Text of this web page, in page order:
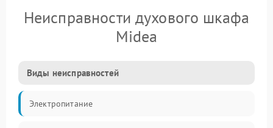
Неисправности духового шкафа
Midea
Виды неисправностей
Электропитание